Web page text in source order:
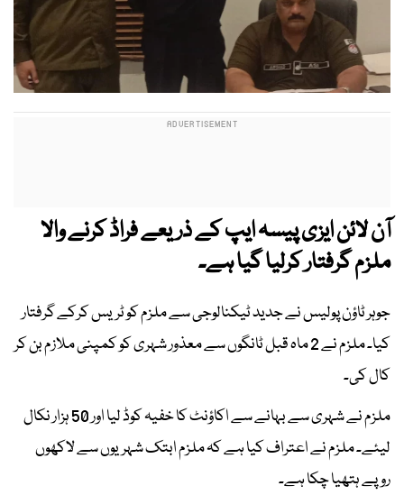
آن لائن ایزی پیسہ ایپ کے ذریعے فراڈ کرنے والا
ملزم گرفتار کرلیا گیا ہے۔
جوہر ٹاؤن پولیس نے جدید ٹیکنالوجی سے ملزم کو ٹریس کرکے گرفتار
کیا۔ ملزم نے 2 ماہ قبل ٹانگوں سے معذور شہری کو کمپنی ملازم بن کر
کال کی۔
ملزم نے شہری سے بہانے سے اکاؤنٹ کا خفیہ کوڈ لیا اور 50 ہزار نکال
لیئے۔ ملزم نے اعتراف کیا ہے کہ ملزم ابتک شہریوں سے لاکھوں
روپے ہتھیا چکا ہے۔